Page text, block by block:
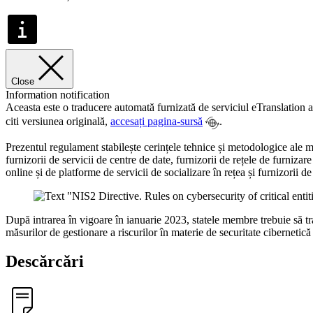
Close
Information notification
Aceasta este o traducere automată furnizată de serviciul
citi versiunea originală, accesați pagina-sursă .
Prezentul regulament stabilește cerințele tehnice și metodologice
furnizorii de servicii de centre de date, furnizorii de rețele de
online și de platforme de servicii de socializare în rețea și furnizorii
După intrarea în vigoare în ianuarie 2023, statele membre trebuie
măsurilor de gestionare a riscurilor în materie de securitate
Descărcări